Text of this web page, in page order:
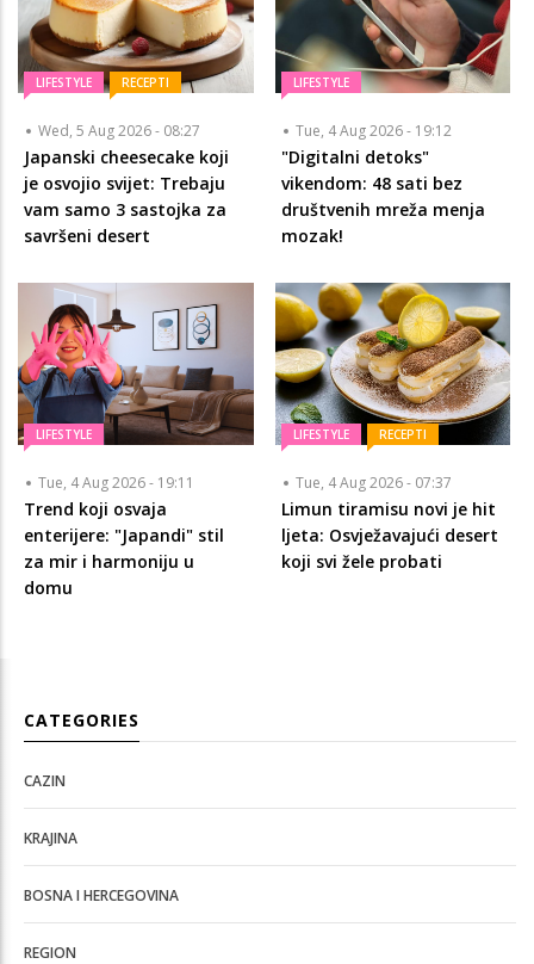
LIFESTYLE RECEPTI
Wed, 5 Aug 2026 - 08:27
Japanski cheesecake koji
je osvojio svijet: Trebaju
vam samo 3 sastojka za
savršeni desert
LIFESTYLE
Tue, 4 Aug 2026 - 19:12
"Digitalni detoks"
vikendom: 48 sati bez
društvenih mreža menja
mozak!
LIFESTYLE
Tue, 4 Aug 2026 - 19:11
Trend koji osvaja
enterijere: "Japandi" stil
za mir i harmoniju u
domu
LIFESTYLE RECEPTI
Tue, 4 Aug 2026 - 07:37
Limun tiramisu novi je hit
ljeta: Osvježavajući desert
koji svi žele probati
CATEGORIES
CAZIN
KRAJINA
BOSNA I HERCEGOVINA
REGION